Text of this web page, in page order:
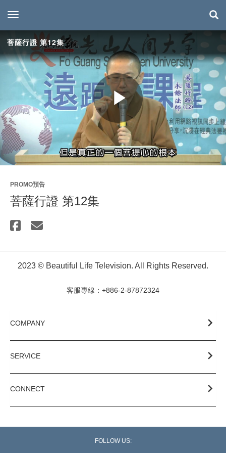
toggle navigation
菩薩行證 第12集
Play
Video
PROMO預告
菩薩行證 第12集
2023 © Beautiful Life Television. All Rights Reserved.
客服專線：+886-2-87872324
COMPANY
SERVICE
CONNECT
FOLLOW US: